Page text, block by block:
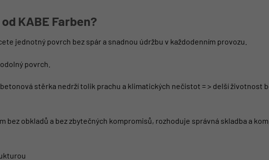
KABE Farben?
jednotný povrch bez spár a snadnou údržbu v každodenním provozu.
povrch.
stěrka nedrží tolik prachu a klimatických nečistot = > delší životnost
bez obkladů a bez zbytečných kompromisů, rozhoduje správná skladba a